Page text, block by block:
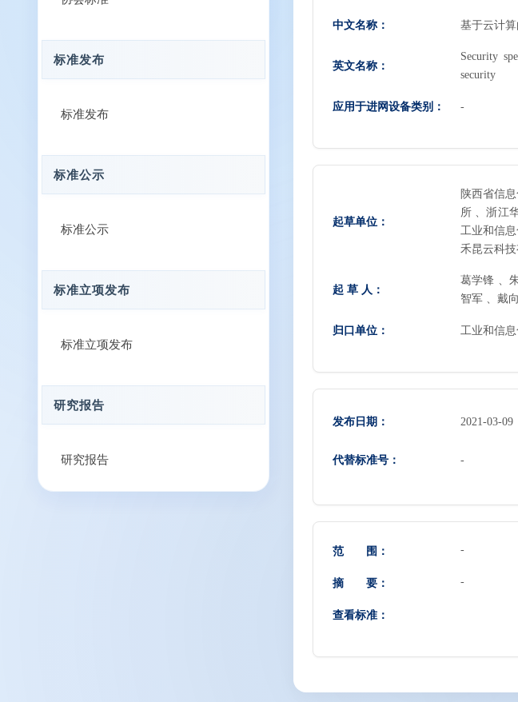
标准发布
标准发布
标准公示
标准公示
标准立项发布
标准立项发布
研究报告
研究报告
中文名称： 基于云计
英文名称：
Security
security
应用于进网设备类别： -
起草单位：
陕西省信
所 、浙江
工业和信
禾昆云科
起 草 人：
葛学锋 、
智军 、戴
归口单位： 工业和信
发布日期： 2021-03-09
代替标准号： -
范 围： -
摘 要： -
查看标准：